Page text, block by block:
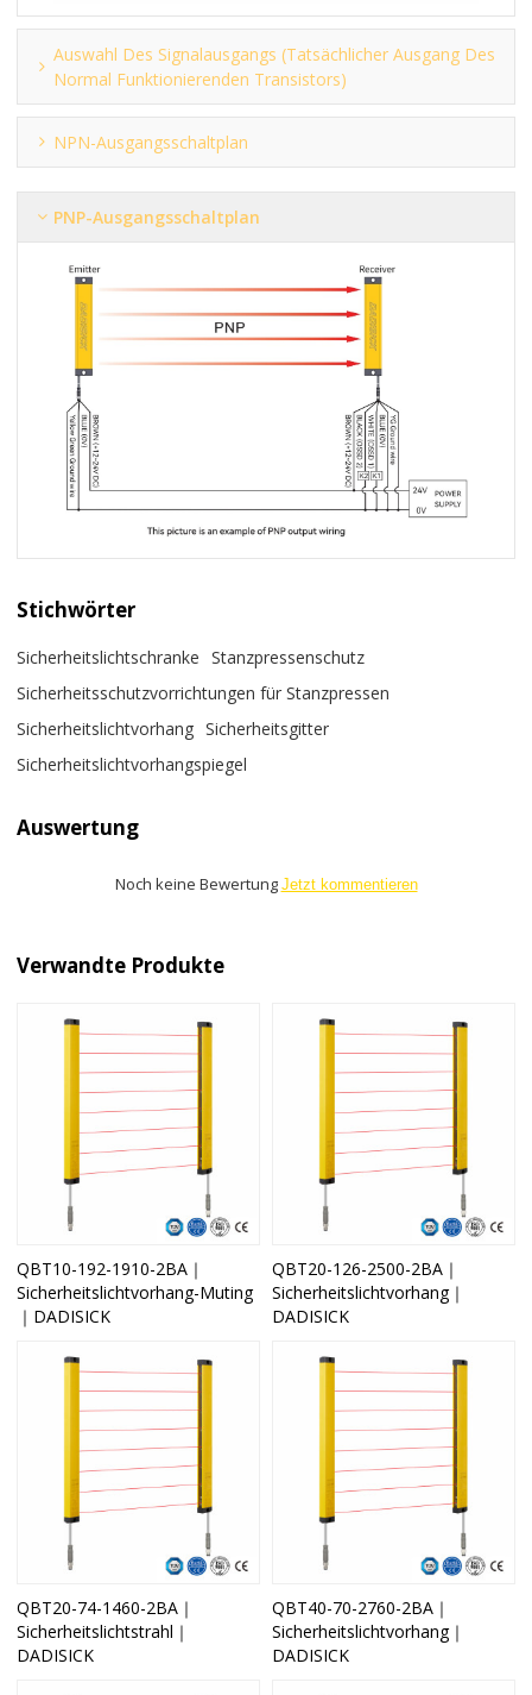
Auswahl Des Signalausgangs (tatsächlicher Ausgang Des
Normal Funktionierenden Transistors)
NPN-Ausgangsschaltplan
PNP-Ausgangsschaltplan
Stichwörter
Sicherheitslichtschranke
Stanzpressenschutz
Sicherheitsschutzvorrichtungen für Stanzpressen
Sicherheitslichtvorhang Sicherheitsgitter
Sicherheitslichtvorhangspiegel
Auswertung
Noch keine Bewertung Jetzt kommentieren
Verwandte Produkte
QBT10-192-1910-2BA｜
Sicherheitslichtvorhang-Muting
｜DADISICK
QBT20-126-2500-2BA｜
Sicherheitslichtvorhang｜
DADISICK
QBT20-74-1460-2BA｜
Sicherheitslichtstrahl｜
DADISICK
QBT40-70-2760-2BA｜
Sicherheitslichtvorhang｜
DADISICK